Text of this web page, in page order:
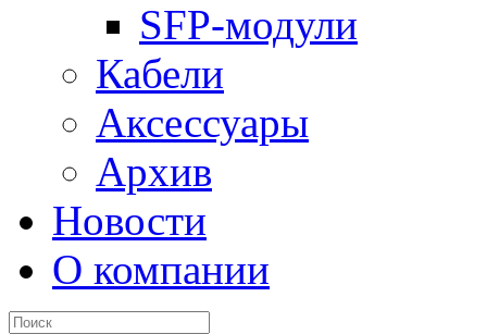
SFP-модули
Кабели
Аксессуары
Архив
Новости
О компании